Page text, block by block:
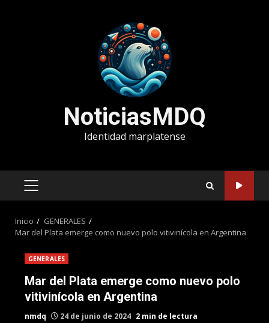
NoticiasMDQ
Identidad marplatense
MENÚ
Inicio
GENERALES
Mar del Plata emerge como nuevo polo vitivinícola en Argentina
GENERALES
Mar del Plata emerge como nuevo polo
vitivinícola en Argentina
nmdq 24 de junio de 2024 2 min de lectura